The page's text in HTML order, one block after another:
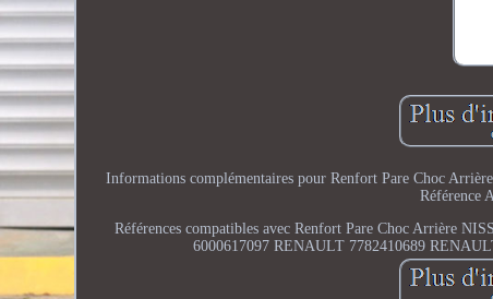
Informations complémentaires pour Renfort Pare Choc
Référence
Références compatibles avec Renfort Pare Choc Arrière
6000617097 RENAULT 7782410689